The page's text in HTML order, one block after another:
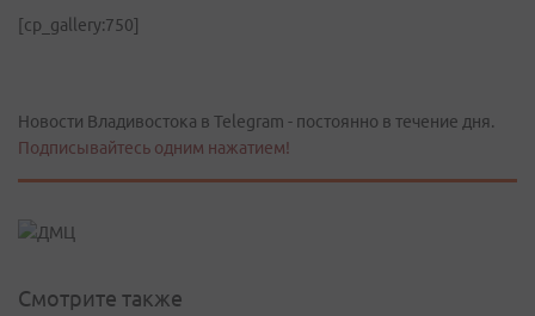
[cp_gallery:750]
Новости Владивостока в Telegram - постоянно в течение дня.
Подписывайтесь одним нажатием!
Смотрите также